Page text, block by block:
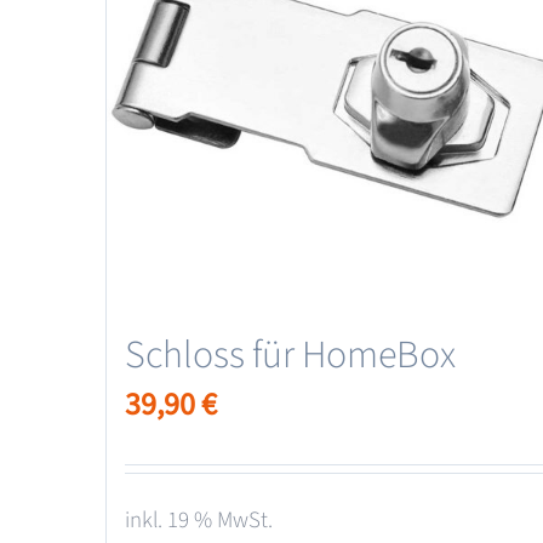
Schloss für HomeBox
39,90€
inkl. 19 % MwSt.